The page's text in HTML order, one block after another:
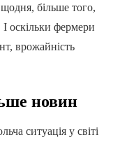
більше того,
оскільки фермери
врожайність
новин
ситуація у світі